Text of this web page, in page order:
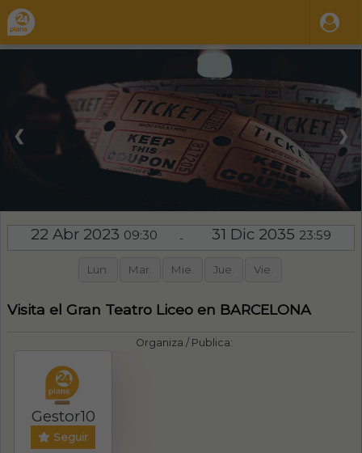
❮ ❯
22 Abr 2023 09:30 - 31 Dic 2035 23:59
Lun. Mar. Mie. Jue. Vie.
Visita el Gran Teatro Liceo en BARCELONA
Organiza / Publica:
Gestor10
Seguir